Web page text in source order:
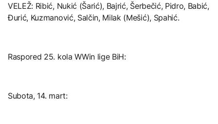
VELEŽ: Ribić, Nukić (Šarić), Bajrić, Šerbečić, Pidro, Babić,
Đurić, Kuzmanović, Salčin, Milak (Mešić), Spahić.
Raspored 25. kola WWin lige BiH:
Subota, 14. mart: